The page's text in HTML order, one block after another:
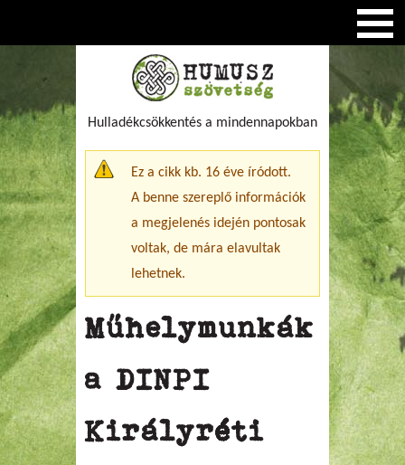
Hulladékcsökkentés a mindennapokban
Figyelmeztető üzenet
Ez a cikk kb. 16 éve íródott.
A benne szereplő információk
a megjelenés idején pontosak
voltak, de mára elavultak
lehetnek.
Műhelymunkák
a DINPI
Királyréti